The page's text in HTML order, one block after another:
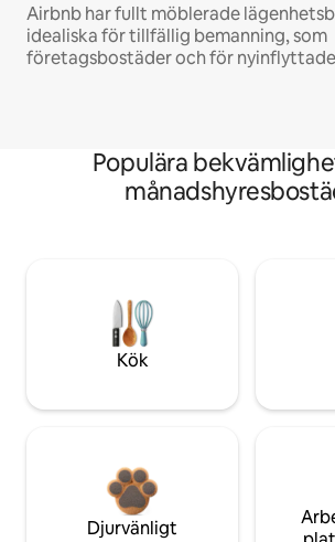
Airbnb har fullt möblerade
idealiska för tillfällig bemanning, som
företagsbostäder och för
Populära
Kök
Djurvänligt